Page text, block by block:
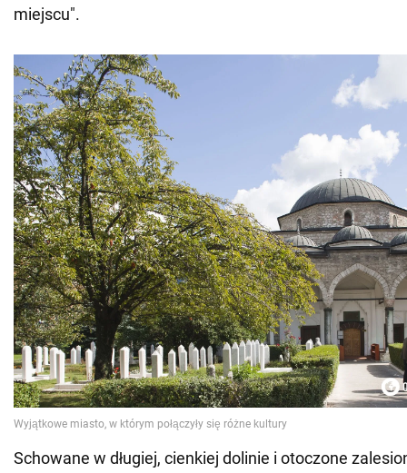
miejscu".
Schowane w długiej, cienkiej dolinie i otoczone